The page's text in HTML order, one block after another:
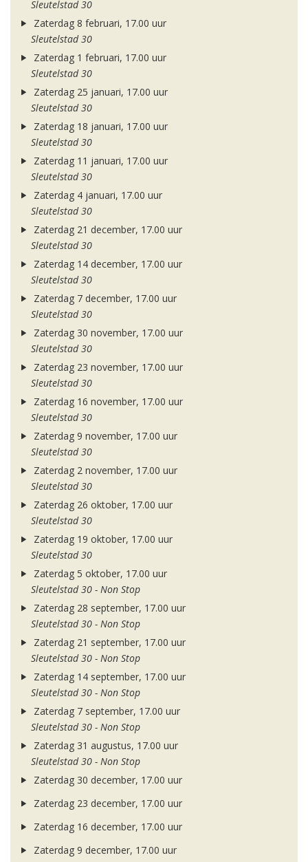
Sleutelstad 30
Zaterdag 8 februari, 17.00 uur
Sleutelstad 30
Zaterdag 1 februari, 17.00 uur
Sleutelstad 30
Zaterdag 25 januari, 17.00 uur
Sleutelstad 30
Zaterdag 18 januari, 17.00 uur
Sleutelstad 30
Zaterdag 11 januari, 17.00 uur
Sleutelstad 30
Zaterdag 4 januari, 17.00 uur
Sleutelstad 30
Zaterdag 21 december, 17.00 uur
Sleutelstad 30
Zaterdag 14 december, 17.00 uur
Sleutelstad 30
Zaterdag 7 december, 17.00 uur
Sleutelstad 30
Zaterdag 30 november, 17.00 uur
Sleutelstad 30
Zaterdag 23 november, 17.00 uur
Sleutelstad 30
Zaterdag 16 november, 17.00 uur
Sleutelstad 30
Zaterdag 9 november, 17.00 uur
Sleutelstad 30
Zaterdag 2 november, 17.00 uur
Sleutelstad 30
Zaterdag 26 oktober, 17.00 uur
Sleutelstad 30
Zaterdag 19 oktober, 17.00 uur
Sleutelstad 30
Zaterdag 5 oktober, 17.00 uur
Sleutelstad 30 - Non Stop
Zaterdag 28 september, 17.00 uur
Sleutelstad 30 - Non Stop
Zaterdag 21 september, 17.00 uur
Sleutelstad 30 - Non Stop
Zaterdag 14 september, 17.00 uur
Sleutelstad 30 - Non Stop
Zaterdag 7 september, 17.00 uur
Sleutelstad 30 - Non Stop
Zaterdag 31 augustus, 17.00 uur
Sleutelstad 30 - Non Stop
Zaterdag 30 december, 17.00 uur
Zaterdag 23 december, 17.00 uur
Zaterdag 16 december, 17.00 uur
Zaterdag 9 december, 17.00 uur